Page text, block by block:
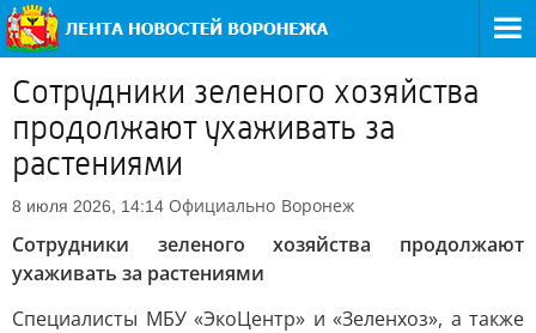
Сотрудники зеленого хозяйства
продолжают ухаживать за
растениями
8 июля 2026, 14:14 Официально Воронеж
Сотрудники зеленого хозяйства продолжают
ухаживать за растениями
Специалисты МБУ «ЭкоЦентр» и «Зеленхоз», а также